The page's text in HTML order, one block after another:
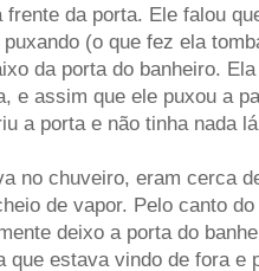
da porta. Ele falou
(o que fez ela
da porta do banheiro.
e assim que ele puxou a
a porta e não tinha nada
no chuveiro, eram cerca
de vapor. Pelo canto
deixo a porta do
estava vindo de fora e